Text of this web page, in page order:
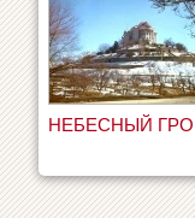
НЕБЕСНЫЙ